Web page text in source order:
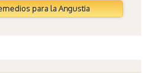
para la Angustia